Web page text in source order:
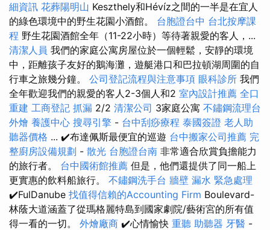
細資訊 花葬陽明山 Keszthely和Hévíz之間的一半是在宜人
的綠色環境中的野生花園小酒館。 台胞證台中 台北按摩課
程 野生花園酒館全年（11-22小時）等待著親愛的客人，...
清潔人員 我們的家庭公寓房屋位於一個輕鬆，安靜的環境
中，距離孩子友好的鵝海灘，遊艇港口和巴拉頓湖周圍的自
行車之旅幾分鐘。 公司登記流程與注意事項 眼科診所 我們
全年歡迎我們的親愛的客人2-3個人和2 室內設計推薦 全口
重建 工商登記 抓漏 2/2 清潔公司 3家庭公寓 不鏽鋼流理台
外燴 養護中心 搜尋引擎 - 台中刮痧療程 泰國簽證 老人助
聽器價格 ... ✔️布達佩斯最便宜的巡遊 台中搬家公司推薦 完
整廚房設備規劃 - 散光 台胞證台南 非常適合欣賞負擔能力
的旅行者。 台中國術館推薦 但是，他們還提供了同一船上
更實惠的飲料船旅行。 不鏽鋼洗手台 牆壁 漏水 緊急處理
✔️FulDanube 找值得信賴的Accounting Firm Boulevard-
林蔭大道涵蓋了從瑪格麗特島到國家劇院/藝術宮的所有值
得一看的一切。 外燴廠商 ✔️心情愉快 重聽 助聽器 牙醫 -